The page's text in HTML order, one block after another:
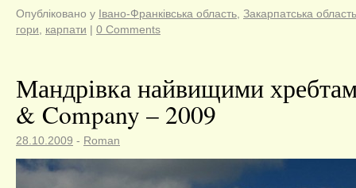
Опубліковано у Івано-Франківська область, Закарпатська область
гори, карпати | 0 Comments
Мандрівка найвищими
& Company – 2009
28.10.2009 - Roman